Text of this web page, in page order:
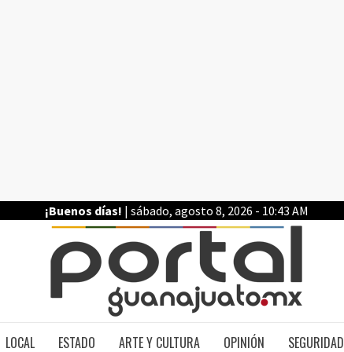
¡Buenos días! | sábado, agosto 8, 2026 - 10:43 AM
LOCAL ESTADO ARTE Y CULTURA OPINIÓN SEGURIDAD